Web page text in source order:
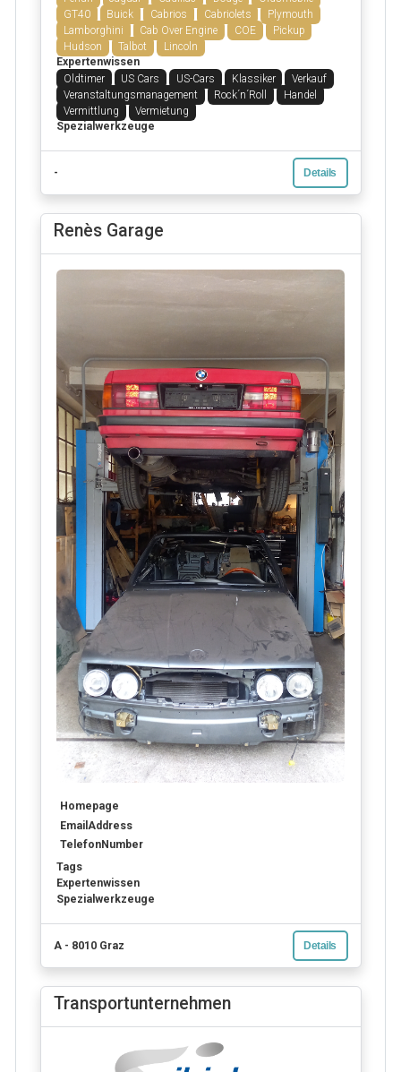
GT40
Buick Cabrios Cabriolets
Plymouth
Lamborghini
Cab Over Engine COE
Pickup
Hudson
Talbot
Lincoln
Expertenwissen
Oldtimer
US Cars US-Cars Klassiker
Verkauf
Veranstaltungsmanagement
Rock´n´Roll
Handel
Vermittlung
Vermietung
Spezialwerkzeuge
- Details
Renès Garage
Homepage
EmailAddress
TelefonNumber
Tags
Expertenwissen
Spezialwerkzeuge
A - 8010 Graz Details
Transportunternehmen